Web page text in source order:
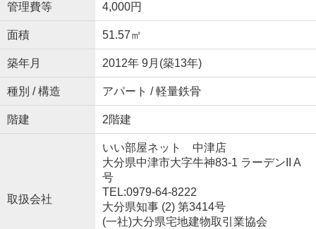
管理費等 4,000円
面積 51.57㎡
築年月 2012年 9月(築13年)
種別 / 構造 アパート / 軽量鉄骨
階建 2階建
取扱会社
いい部屋ネット 中津店
大分県中津市大字牛神83-1 ラーデンII A
号
TEL:0979-64-8222
大分県知事 (2) 第3414号
(一社)大分県宅地建物取引業協会